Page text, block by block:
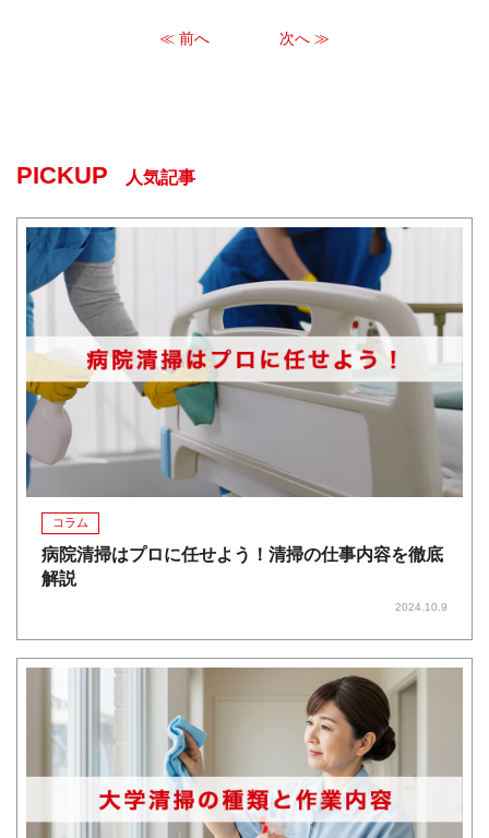
≪ 前へ 次へ ≫
PICKUP 人気記事
コラム
病院清掃はプロに任せよう！清掃の仕事内容を徹底
解説
2024.10.9